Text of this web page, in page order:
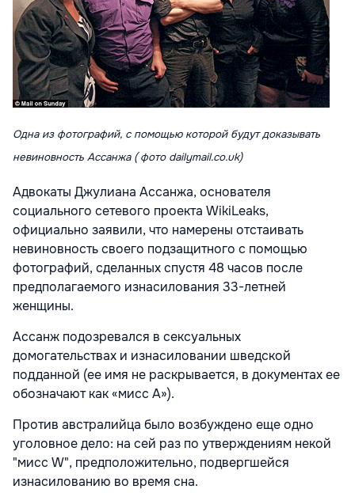
Одна из фотографий, с помощью которой будут доказывать
невиновность Ассанжа ( фото dailymail.co.uk)
Адвокаты Джулиана Ассанжа, основателя
социального сетевого проекта WikiLeaks,
официально заявили, что намерены отстаивать
невиновность своего подзащитного с помощью
фотографий, сделанных спустя 48 часов после
предполагаемого изнасилования 33-летней
женщины.
Ассанж подозревался в сексуальных
домогательствах и изнасиловании шведской
подданной (ее имя не раскрывается, в документах ее
обозначают как «мисс A»).
Против австралийца было возбуждено еще одно
уголовное дело: на сей раз по утверждениям некой
"мисс W", предположительно, подвергшейся
изнасилованию во время сна.